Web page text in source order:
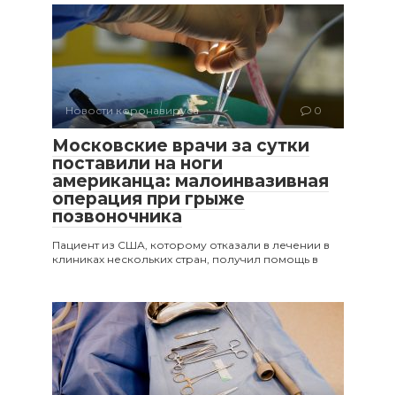
Новости коронавируса 0
Московские врачи за сутки
поставили на ноги
американца: малоинвазивная
операция при грыже
позвоночника
Пациент из США, которому отказали в лечении в
клиниках нескольких стран, получил помощь в